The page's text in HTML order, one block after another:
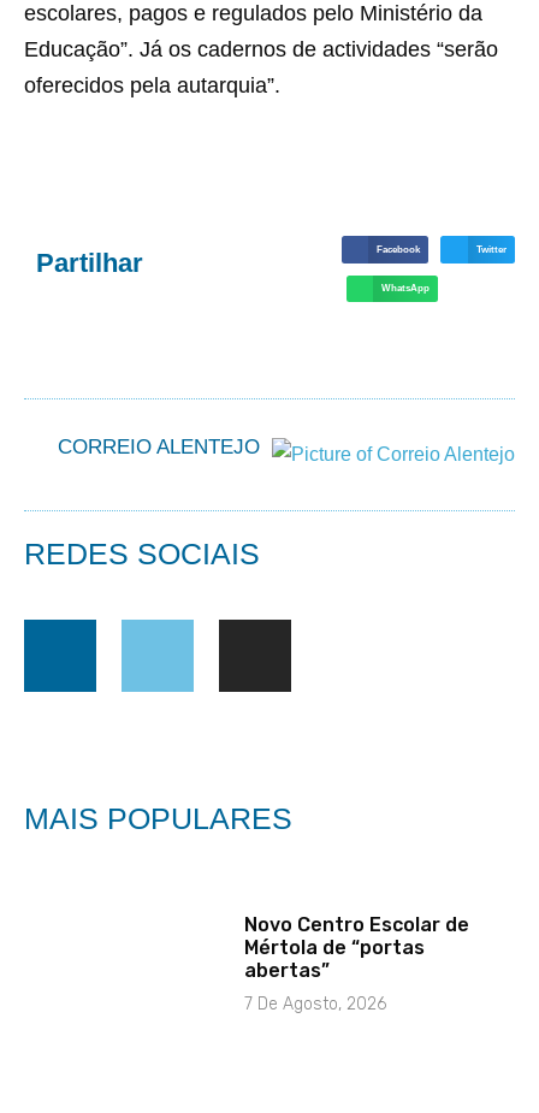
escolares, pagos e regulados pelo Ministério da
Educação”. Já os cadernos de actividades “serão
oferecidos pela autarquia”.
Partilhar Facebook Twitter
WhatsApp
CORREIO ALENTEJO
REDES SOCIAIS
MAIS POPULARES
Novo Centro Escolar de
Mértola de “portas
abertas”
7 De Agosto, 2026